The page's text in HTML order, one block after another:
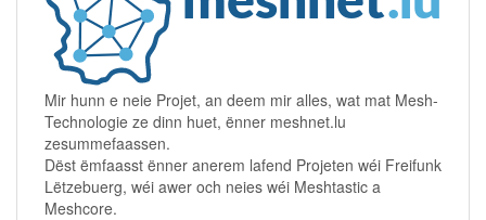
Mir hunn e neie Projet, an deem mir alles, wat mat Mesh-
Technologie ze dinn huet, ënner meshnet.lu
zesummefaassen.
Dëst ëmfaasst ënner anerem lafend Projeten wéi Freifunk
Lëtzebuerg, wéi awer och neies wéi Meshtastic a
Meshcore.